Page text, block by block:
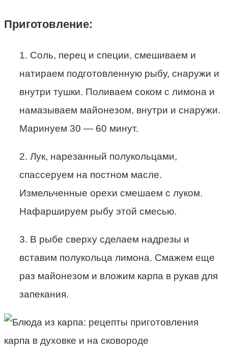
Приготовление:
1. Соль, перец и специи, смешиваем и
натираем подготовленную рыбу, снаружи и
внутри тушки. Поливаем соком с лимона и
намазываем майонезом, внутри и снаружи.
Маринуем 30 — 60 минут.
2. Лук, нарезанный полукольцами,
спассеруем на постном масле.
Измельченные орехи смешаем с луком.
Нафаршируем рыбу этой смесью.
3. В рыбе сверху сделаем надрезы и
вставим полукольца лимона. Смажем еще
раз майонезом и вложим карпа в рукав для
запекания.